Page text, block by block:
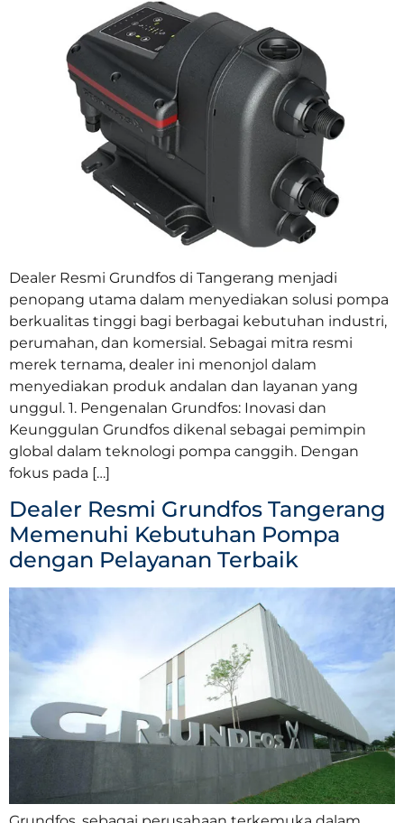
Dealer Resmi Grundfos di Tangerang menjadi
penopang utama dalam menyediakan solusi pompa
berkualitas tinggi bagi berbagai kebutuhan industri,
perumahan, dan komersial. Sebagai mitra resmi
merek ternama, dealer ini menonjol dalam
menyediakan produk andalan dan layanan yang
unggul. 1. Pengenalan Grundfos: Inovasi dan
Keunggulan Grundfos dikenal sebagai pemimpin
global dalam teknologi pompa canggih. Dengan
fokus pada […]
Dealer Resmi Grundfos Tangerang
Memenuhi Kebutuhan Pompa
dengan Pelayanan Terbaik